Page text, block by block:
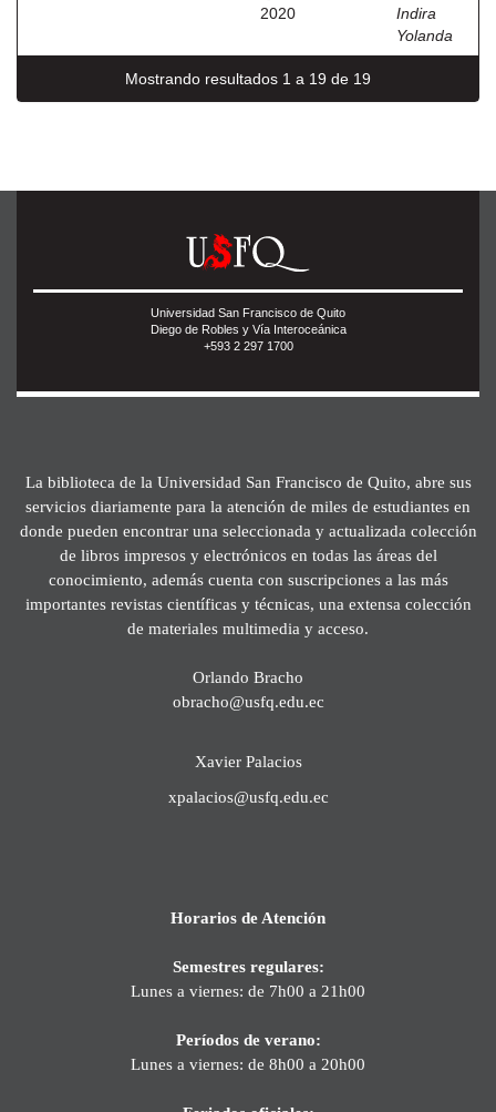
2020
Indira
Yolanda
Mostrando resultados 1 a 19 de 19
Universidad San Francisco de Quito
Diego de Robles y Vía Interoceánica
+593 2 297 1700
La biblioteca de la Universidad San Francisco de Quito, abre sus
servicios diariamente para la atención de miles de estudiantes en
donde pueden encontrar una seleccionada y actualizada colección
de libros impresos y electrónicos en todas las áreas del
conocimiento, además cuenta con suscripciones a las más
importantes revistas científicas y técnicas, una extensa colección
de materiales multimedia y acceso.
Orlando Bracho
obracho@usfq.edu.ec
Xavier Palacios
xpalacios@usfq.edu.ec
Horarios de Atención
Semestres regulares:
Lunes a viernes: de 7h00 a 21h00
Períodos de verano:
Lunes a viernes: de 8h00 a 20h00